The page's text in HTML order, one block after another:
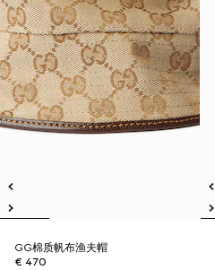
GG棉质帆布渔夫帽
€ 470